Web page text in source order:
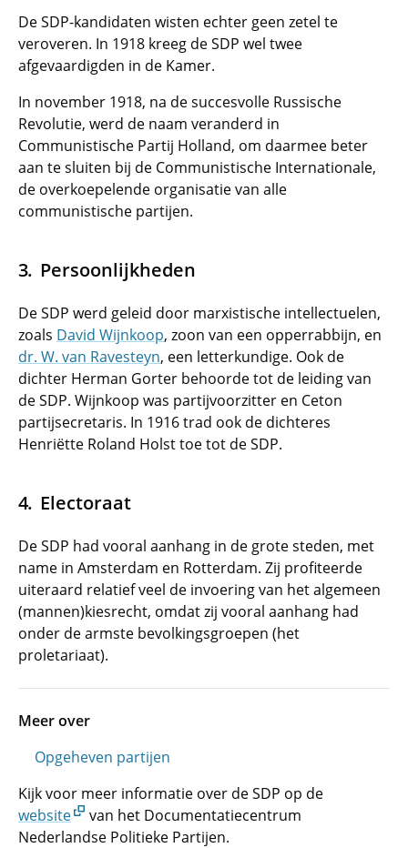
De SDP-kandidaten wisten echter geen zetel te
veroveren. In 1918 kreeg de SDP wel twee
afgevaardigden in de Kamer.
In november 1918, na de succesvolle Russische
Revolutie, werd de naam veranderd in
Communistische Partij Holland, om daarmee beter
aan te sluiten bij de Communistische Internationale,
de overkoepelende organisatie van alle
communistische partijen.
Persoonlijkheden
De SDP werd geleid door marxistische intellectuelen,
zoals David Wijnkoop, zoon van een opperrabbijn, en
dr. W. van Ravesteyn, een letterkundige. Ook de
dichter Herman Gorter behoorde tot de leiding van
de SDP. Wijnkoop was partijvoorzitter en Ceton
partijsecretaris. In 1916 trad ook de dichteres
Henriëtte Roland Holst toe tot de SDP.
Electoraat
De SDP had vooral aanhang in de grote steden, met
name in Amsterdam en Rotterdam. Zij profiteerde
uiteraard relatief veel de invoering van het algemeen
(mannen)kiesrecht, omdat zij vooral aanhang had
onder de armste bevolkingsgroepen (het
proletariaat).
Meer over
Opgeheven partijen
Kijk voor meer informatie over de SDP op de
website
van het Documentatiecentrum
Nederlandse Politieke Partijen.